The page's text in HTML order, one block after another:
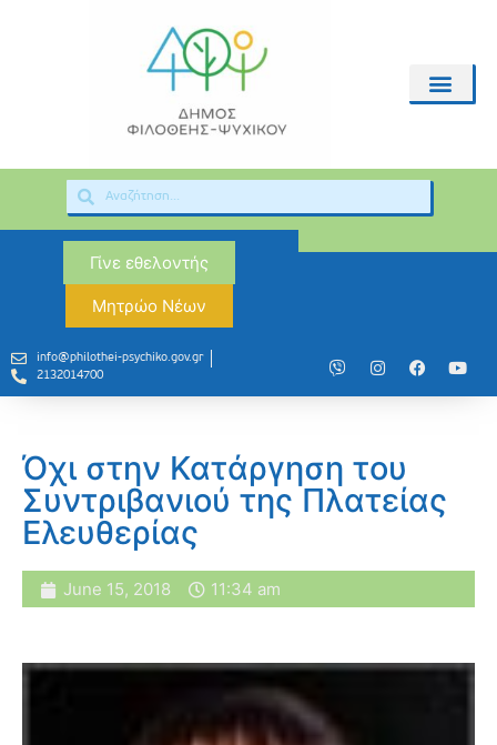
Γίνε εθελοντής
Μητρώο Νέων
info@philothei-psychiko.gov.gr
2132014700
Όχι στην Κατάργηση του
Συντριβανιού της Πλατείας
Ελευθερίας
June 15, 2018 11:34 am